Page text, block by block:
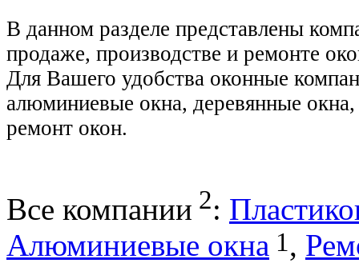
В данном разделе представлены
продаже, производстве и ремонте
Для Вашего удобства оконные
алюминиевые окна, деревянные
ремонт окон.
Все компании 2:
Алюминиевые окна 1,